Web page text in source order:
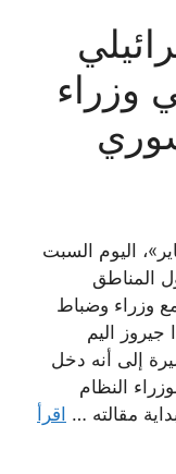
وزراء
اليوم السبت
دخول المناطق
وزراء وضباط
اليم
إلى أنه دخل
النظام
مقالته … اقرأ